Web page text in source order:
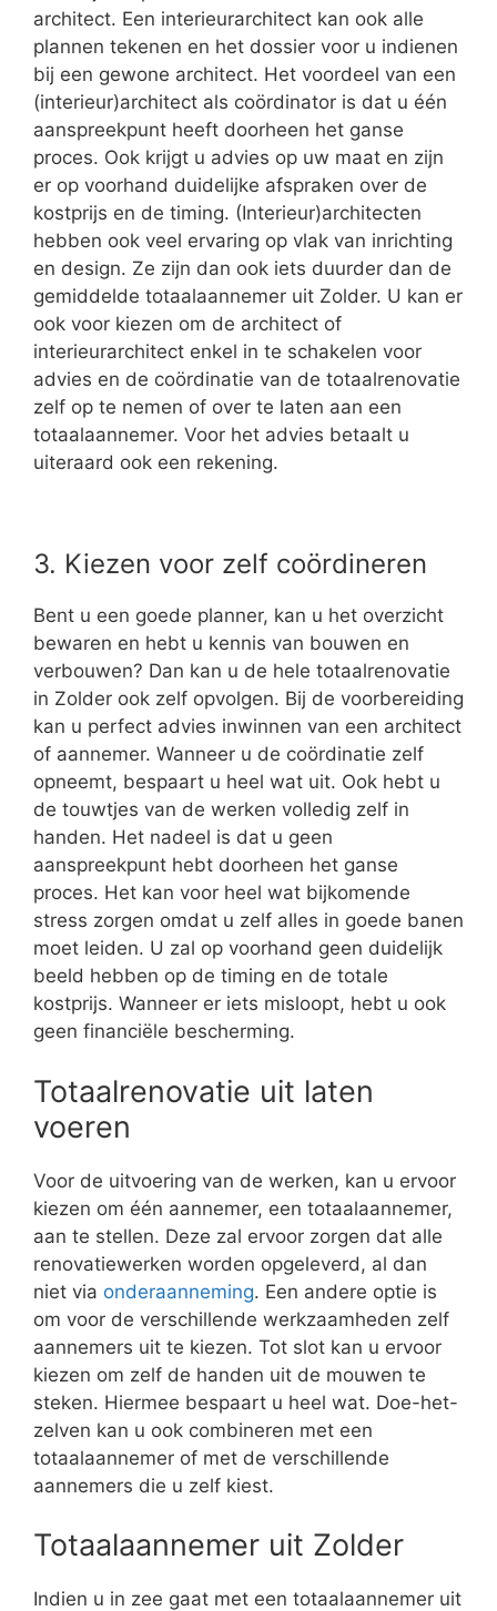
architect. Een interieurarchitect kan ook alle
plannen tekenen en het dossier voor u indienen
bij een gewone architect. Het voordeel van een
(interieur)architect als coördinator is dat u één
aanspreekpunt heeft doorheen het ganse
proces. Ook krijgt u advies op uw maat en zijn
er op voorhand duidelijke afspraken over de
kostprijs en de timing. (Interieur)architecten
hebben ook veel ervaring op vlak van inrichting
en design. Ze zijn dan ook iets duurder dan de
gemiddelde totaalaannemer uit Zolder. U kan er
ook voor kiezen om de architect of
interieurarchitect enkel in te schakelen voor
advies en de coördinatie van de totaalrenovatie
zelf op te nemen of over te laten aan een
totaalaannemer. Voor het advies betaalt u
uiteraard ook een rekening.
3. Kiezen voor zelf coördineren
Bent u een goede planner, kan u het overzicht
bewaren en hebt u kennis van bouwen en
verbouwen? Dan kan u de hele totaalrenovatie
in Zolder ook zelf opvolgen. Bij de voorbereiding
kan u perfect advies inwinnen van een architect
of aannemer. Wanneer u de coördinatie zelf
opneemt, bespaart u heel wat uit. Ook hebt u
de touwtjes van de werken volledig zelf in
handen. Het nadeel is dat u geen
aanspreekpunt hebt doorheen het ganse
proces. Het kan voor heel wat bijkomende
stress zorgen omdat u zelf alles in goede banen
moet leiden. U zal op voorhand geen duidelijk
beeld hebben op de timing en de totale
kostprijs. Wanneer er iets misloopt, hebt u ook
geen financiële bescherming.
Totaalrenovatie uit laten
voeren
Voor de uitvoering van de werken, kan u ervoor
kiezen om één aannemer, een totaalaannemer,
aan te stellen. Deze zal ervoor zorgen dat alle
renovatiewerken worden opgeleverd, al dan
niet via onderaanneming. Een andere optie is
om voor de verschillende werkzaamheden zelf
aannemers uit te kiezen. Tot slot kan u ervoor
kiezen om zelf de handen uit de mouwen te
steken. Hiermee bespaart u heel wat. Doe-het-
zelven kan u ook combineren met een
totaalaannemer of met de verschillende
aannemers die u zelf kiest.
Totaalaannemer uit Zolder
Indien u in zee gaat met een totaalaannemer uit